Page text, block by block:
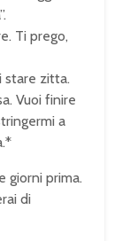
Ti prego,
stare zitta.
Vuoi finire
a
giorni prima.
di